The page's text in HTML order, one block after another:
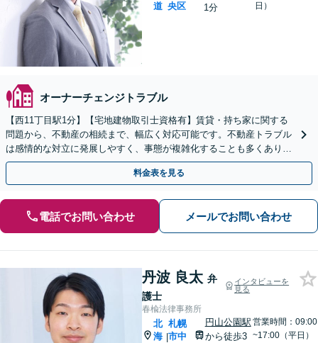
道 央区
1分
日）
オーナーチェンジトラブル
【西11丁目駅1分】【宅地建物取引士資格有】賃貸・持ち家に関する
問題から、不動産の相続まで、幅広く対応可能です。不動産トラブル
は感情的な対立に発展しやすく、事態が複雑化することも多くありま
す。お早めにご相談ください。
料金表を見る
電話でお問い合わせ メールでお問い合わせ
丹波 良太 弁
護士
インタビューを
見る
春楡法律事務所
北
海 |
札幌
市中
円山公園駅
から徒歩3
営業時間：09:00
~17:00（平日）